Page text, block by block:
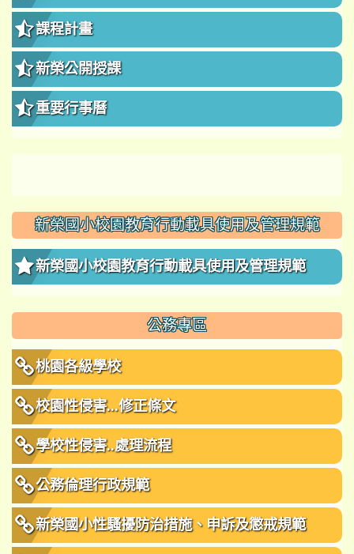
課程計畫
新榮公開授課
重要行事曆
新榮國小校園教育行動載具使用及管理規範
新榮國小校園教育行動載具使用及管理規範
公務專區
桃園各級學校
校園性侵害...修正條文
學校性侵害..處理流程
公務倫理行政規範
新榮國小性騷擾防治措施、申訴及懲戒規範